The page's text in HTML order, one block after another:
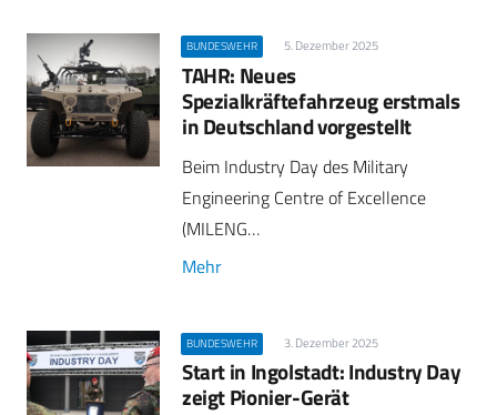
BUNDESWEHR 5. Dezember 2025
TAHR: Neues
Spezialkräftefahrzeug erstmals
in Deutschland vorgestellt
Beim Industry Day des Military
Engineering Centre of Excellence
(MILENG…
Mehr
BUNDESWEHR 3. Dezember 2025
Start in Ingolstadt: Industry Day
zeigt Pionier-Gerät